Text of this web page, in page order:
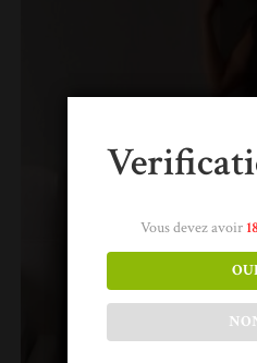
Vous devez avoir